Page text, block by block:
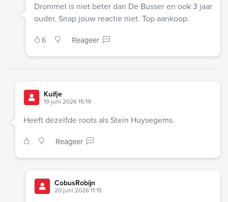
Drommel is niet beter dan De Busser en ook 3 jaar
ouder. Snap jouw reactie niet. Top aankoop.
6 Reageer
Kuifje
19 juni 2026 15:19
Heeft dezelfde roots als Stein Huysegems.
Reageer
CobusRobijn
20 juni 2026 11:15